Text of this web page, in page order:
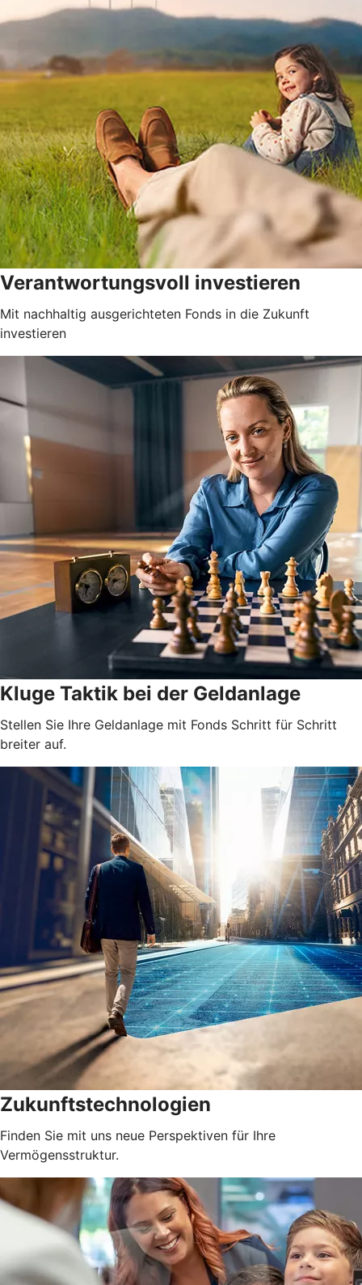
Verantwortungsvoll investieren
Mit nachhaltig ausgerichteten Fonds in die Zukunft
investieren
Kluge Taktik bei der Geldanlage
Stellen Sie Ihre Geldanlage mit Fonds Schritt für Schritt
breiter auf.
Zukunftstechnologien
Finden Sie mit uns neue Perspektiven für Ihre
Vermögensstruktur.